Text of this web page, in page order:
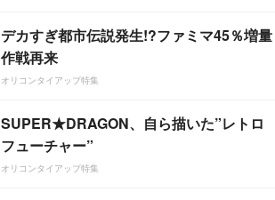
デカすぎ都市伝説発生!?ファミマ45％増量
作戦再来
オリコンタイアップ特集
SUPER★DRAGON、自ら描いた”レトロ
フューチャー”
オリコンタイアップ特集